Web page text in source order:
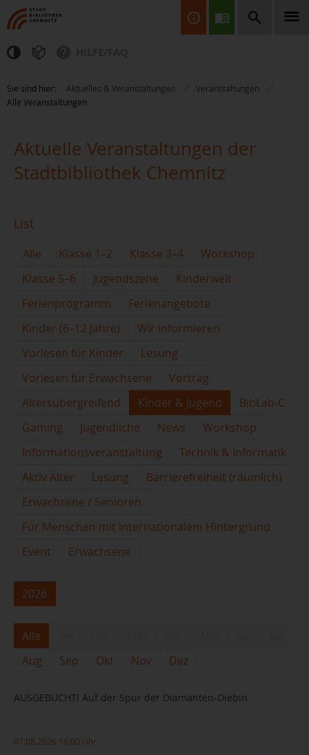
Finden Sie Informationen, Bücher, CDs & DVDs, Spiele, BluRays,
Zeitschriften und vieles mehr...
Sie sind hier: Aktuelles & Veranstaltungen
Veranstaltungen
Alle Veranstaltungen
Aktuelle Veranstaltungen der
Stadtbibliothek Chemnitz
List
Alle Klasse 1–2 Klasse 3–4
Workshop
Klasse 5–6
Jugendszene
Kinderwelt
Ferienprogramm
Ferienangebote
Kinder (6–12 Jahre)
Wir informieren
Vorlesen für Kinder
Lesung
Vorlesen für Erwachsene
Vortrag
Altersübergreifend
Kinder & Jugend
BibLab-C
Gaming
Jugendliche News
Workshop
Informationsveranstaltung
Technik & Informatik
Aktiv Älter
Lesung
Barrierefreiheit (räumlich)
Erwachsene / Senioren
Für Menschen mit internationalem Hintergrund
Event
Erwachsene
2026
Alle
Aug
Sep Okt Nov Dez
AUSGEBUCHT! Auf der Spur der Diamanten-Diebin
07.08.2026 16:00 Uhr